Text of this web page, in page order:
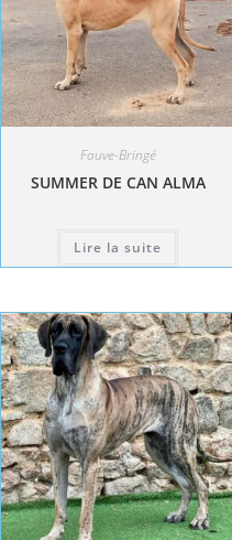
Fauve-Bringé
SUMMER DE CAN ALMA
Lire la suite